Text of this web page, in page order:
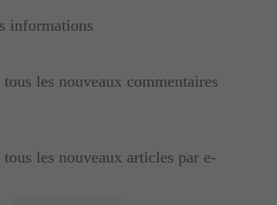
informations
les nouveaux commentaires
les nouveaux articles par e-